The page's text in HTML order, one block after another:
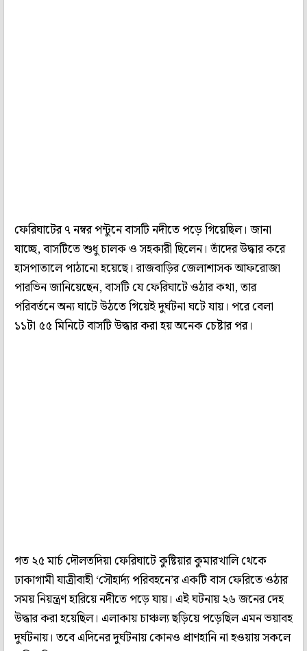
ফেরিঘাটের ৭ নম্বর পন্টুনে বাসটি নদীতে পড়ে গিয়েছিল। জানা
যাচ্ছে, বাসটিতে শুধু চালক ও সহকারী ছিলেন। তাঁদের উদ্ধার করে
হাসপাতালে পাঠানো হয়েছে। রাজবাড়ির জেলাশাসক আফরোজা
পারভিন জানিয়েছেন, বাসটি যে ফেরিঘাটে ওঠার কথা, তার
পরিবর্তনে অন্য ঘাটে উঠতে গিয়েই দুর্ঘটনা ঘটে যায়। পরে বেলা
১১টা ৫৫ মিনিটে বাসটি উদ্ধার করা হয় অনেক চেষ্টার পর।
গত ২৫ মার্চ দৌলতদিয়া ফেরিঘাটে কুষ্টিয়ার কুমারখালি থেকে
ঢাকাগামী যাত্রীবাহী ‘সৌহার্দ্য পরিবহনে’র একটি বাস ফেরিতে ওঠার
সময় নিয়ন্ত্রণ হারিয়ে নদীতে পড়ে যায়। এই ঘটনায় ২৬ জনের দেহ
উদ্ধার করা হয়েছিল। এলাকায় চাঞ্চল্য ছড়িয়ে পড়েছিল এমন ভয়াবহ
দুর্ঘটনায়। তবে এদিনের দুর্ঘটনায় কোনও প্রাণহানি না হওয়ায় সকলে